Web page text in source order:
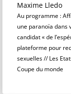
Maxime Lledo
Au programme :
une paranoïa dans
candidat « de
plateforme pour
sexuelles // Les
Coupe du monde